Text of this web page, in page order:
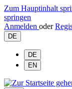
Zum Hauptinhalt
springen
Anmelden oder
DE
DE
EN